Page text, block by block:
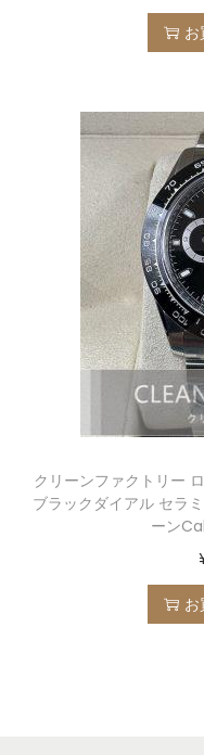
クリーンファクトリー
ブラックダイアル セ
ーン